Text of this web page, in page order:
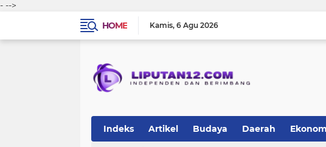
- -->
HOME
Kamis 6 Agu 2026
Indeks Artikel Budaya Daerah